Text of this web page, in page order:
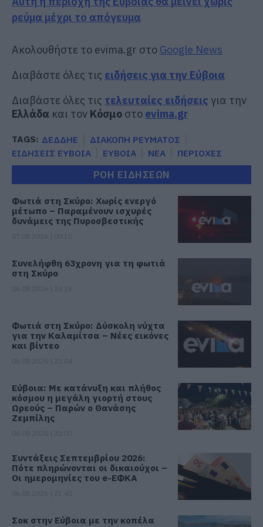
ρεύμα μέχρι το απόγευμα
Ακολουθήστε το evima.gr στο Google News
Διαβάστε όλες τις ειδήσεις για την Εύβοια
Διαβάστε όλες τις τελευταίες ειδήσεις για την
Ελλάδα και τον Κόσμο στο evima.gr
TAGS: ΔΕΔΔΗΕ
ΔΙΑΚΟΠΗ ΡΕΥΜΑΤΟΣ
ΕΙΔΗΣΕΙΣ ΕΥΒΟΙΑ
ΕΥΒΟΙΑ ΝΕΑ ΠΕΡΙΟΧΕΣ
ΡΟΗ ΕΙΔΗΣΕΩΝ
Φωτιά στη Σκύρο: Χωρίς ενεργό
μέτωπο – Παραμένουν ισχυρές
δυνάμεις της Πυροσβεστικής
Συνελήφθη 63χρονη για τη φωτιά
στη Σκύρο
Φωτιά στη Σκύρο: Δύσκολη νύχτα
για την Καλαμίτσα – Νέες εικόνες
και βίντεο
Εύβοια: Με κατάνυξη και πλήθος
κόσμου η μεγάλη γιορτή στους
Ωρεούς – Παρών ο Θανάσης
Ζεμπίλης
Συντάξεις Σεπτεμβρίου 2026:
Πότε πληρώνονται οι δικαιούχοι –
Οι ημερομηνίες του e-ΕΦΚΑ
Σοκ στην Εύβοια με την κοπέλα